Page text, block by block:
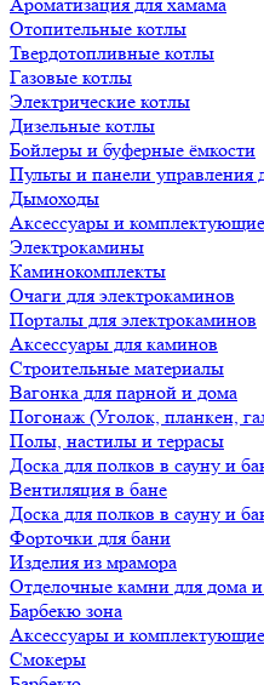
Отопительные котлы
Твердотопливные котлы
Газовые котлы
Электрические котлы
Дизельные котлы
Бойлеры и буферные ёмкости
Пульты и панели управления
Дымоходы
Аксессуары и комплектующие
Электрокамины
Каминокомплекты
Очаги для электрокаминов
Порталы для электрокаминов
Аксессуары для каминов
Строительные материалы
Вагонка для парной и дома
Погонаж (Уголок, планкен,
Полы, настилы и террасы
Доска для полков в сауну и
Вентиляция в бане
Доска для полков в сауну и
Форточки для бани
Изделия из мрамора
Отделочные камни для дома
Барбекю зона
Аксессуары и комплектующие
Смокеры